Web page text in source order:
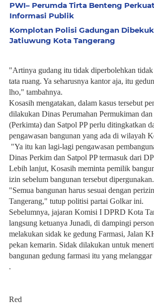
PWI– Perumda Tirta Benteng
Informasi Publik
Komplotan Polisi Gadungan
Jatiuwung Kota Tangerang
‎"Artinya gudang itu tidak diperbolehkan tidak
tata ruang. Ya seharusnya kantor aja, itu
lho," tambahnya.
Kosasih mengatakan, dalam kasus tersebut
dilakukan Dinas Perumahan Permukiman dan
(Perkimta) dan Satpol PP perlu ditingkatkan
pengawasan bangunan yang ada di wilayah
"Ya itu kan lagi-lagi pengawasan
Dinas Perkim dan Satpol PP termasuk dari
Lebih lanjut, Kosasih meminta pemilik
izin sebelum bangunan tersebut dipergunakan.
‎"Semua bangunan harus sesuai dengan
Tangerang," tutup politisi partai Golkar ini.
‎Sebelumnya, jajaran Komisi I DPRD Kota
langsung ketuanya Junadi, di dampingi
melakukan sidak ke gedung Farmasi, Jalan
pekan kemarin. Sidak dilakukan untuk
bangunan gedung farmasi itu yang melanggar
.
Red